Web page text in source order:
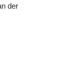
der